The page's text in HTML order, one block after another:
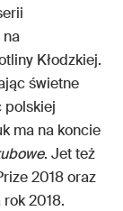
na
Kłodzkiej.
świetne
polskiej
ma na koncie
. Jet też
2018 oraz
2018.